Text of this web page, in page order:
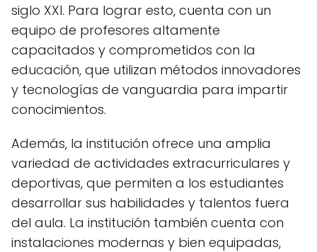
siglo XXI. Para lograr esto, cuenta con un
equipo de profesores altamente
capacitados y comprometidos con la
educación, que utilizan métodos innovadores
y tecnologías de vanguardia para impartir
conocimientos.
Además, la institución ofrece una amplia
variedad de actividades extracurriculares y
deportivas, que permiten a los estudiantes
desarrollar sus habilidades y talentos fuera
del aula. La institución también cuenta con
instalaciones modernas y bien equipadas,